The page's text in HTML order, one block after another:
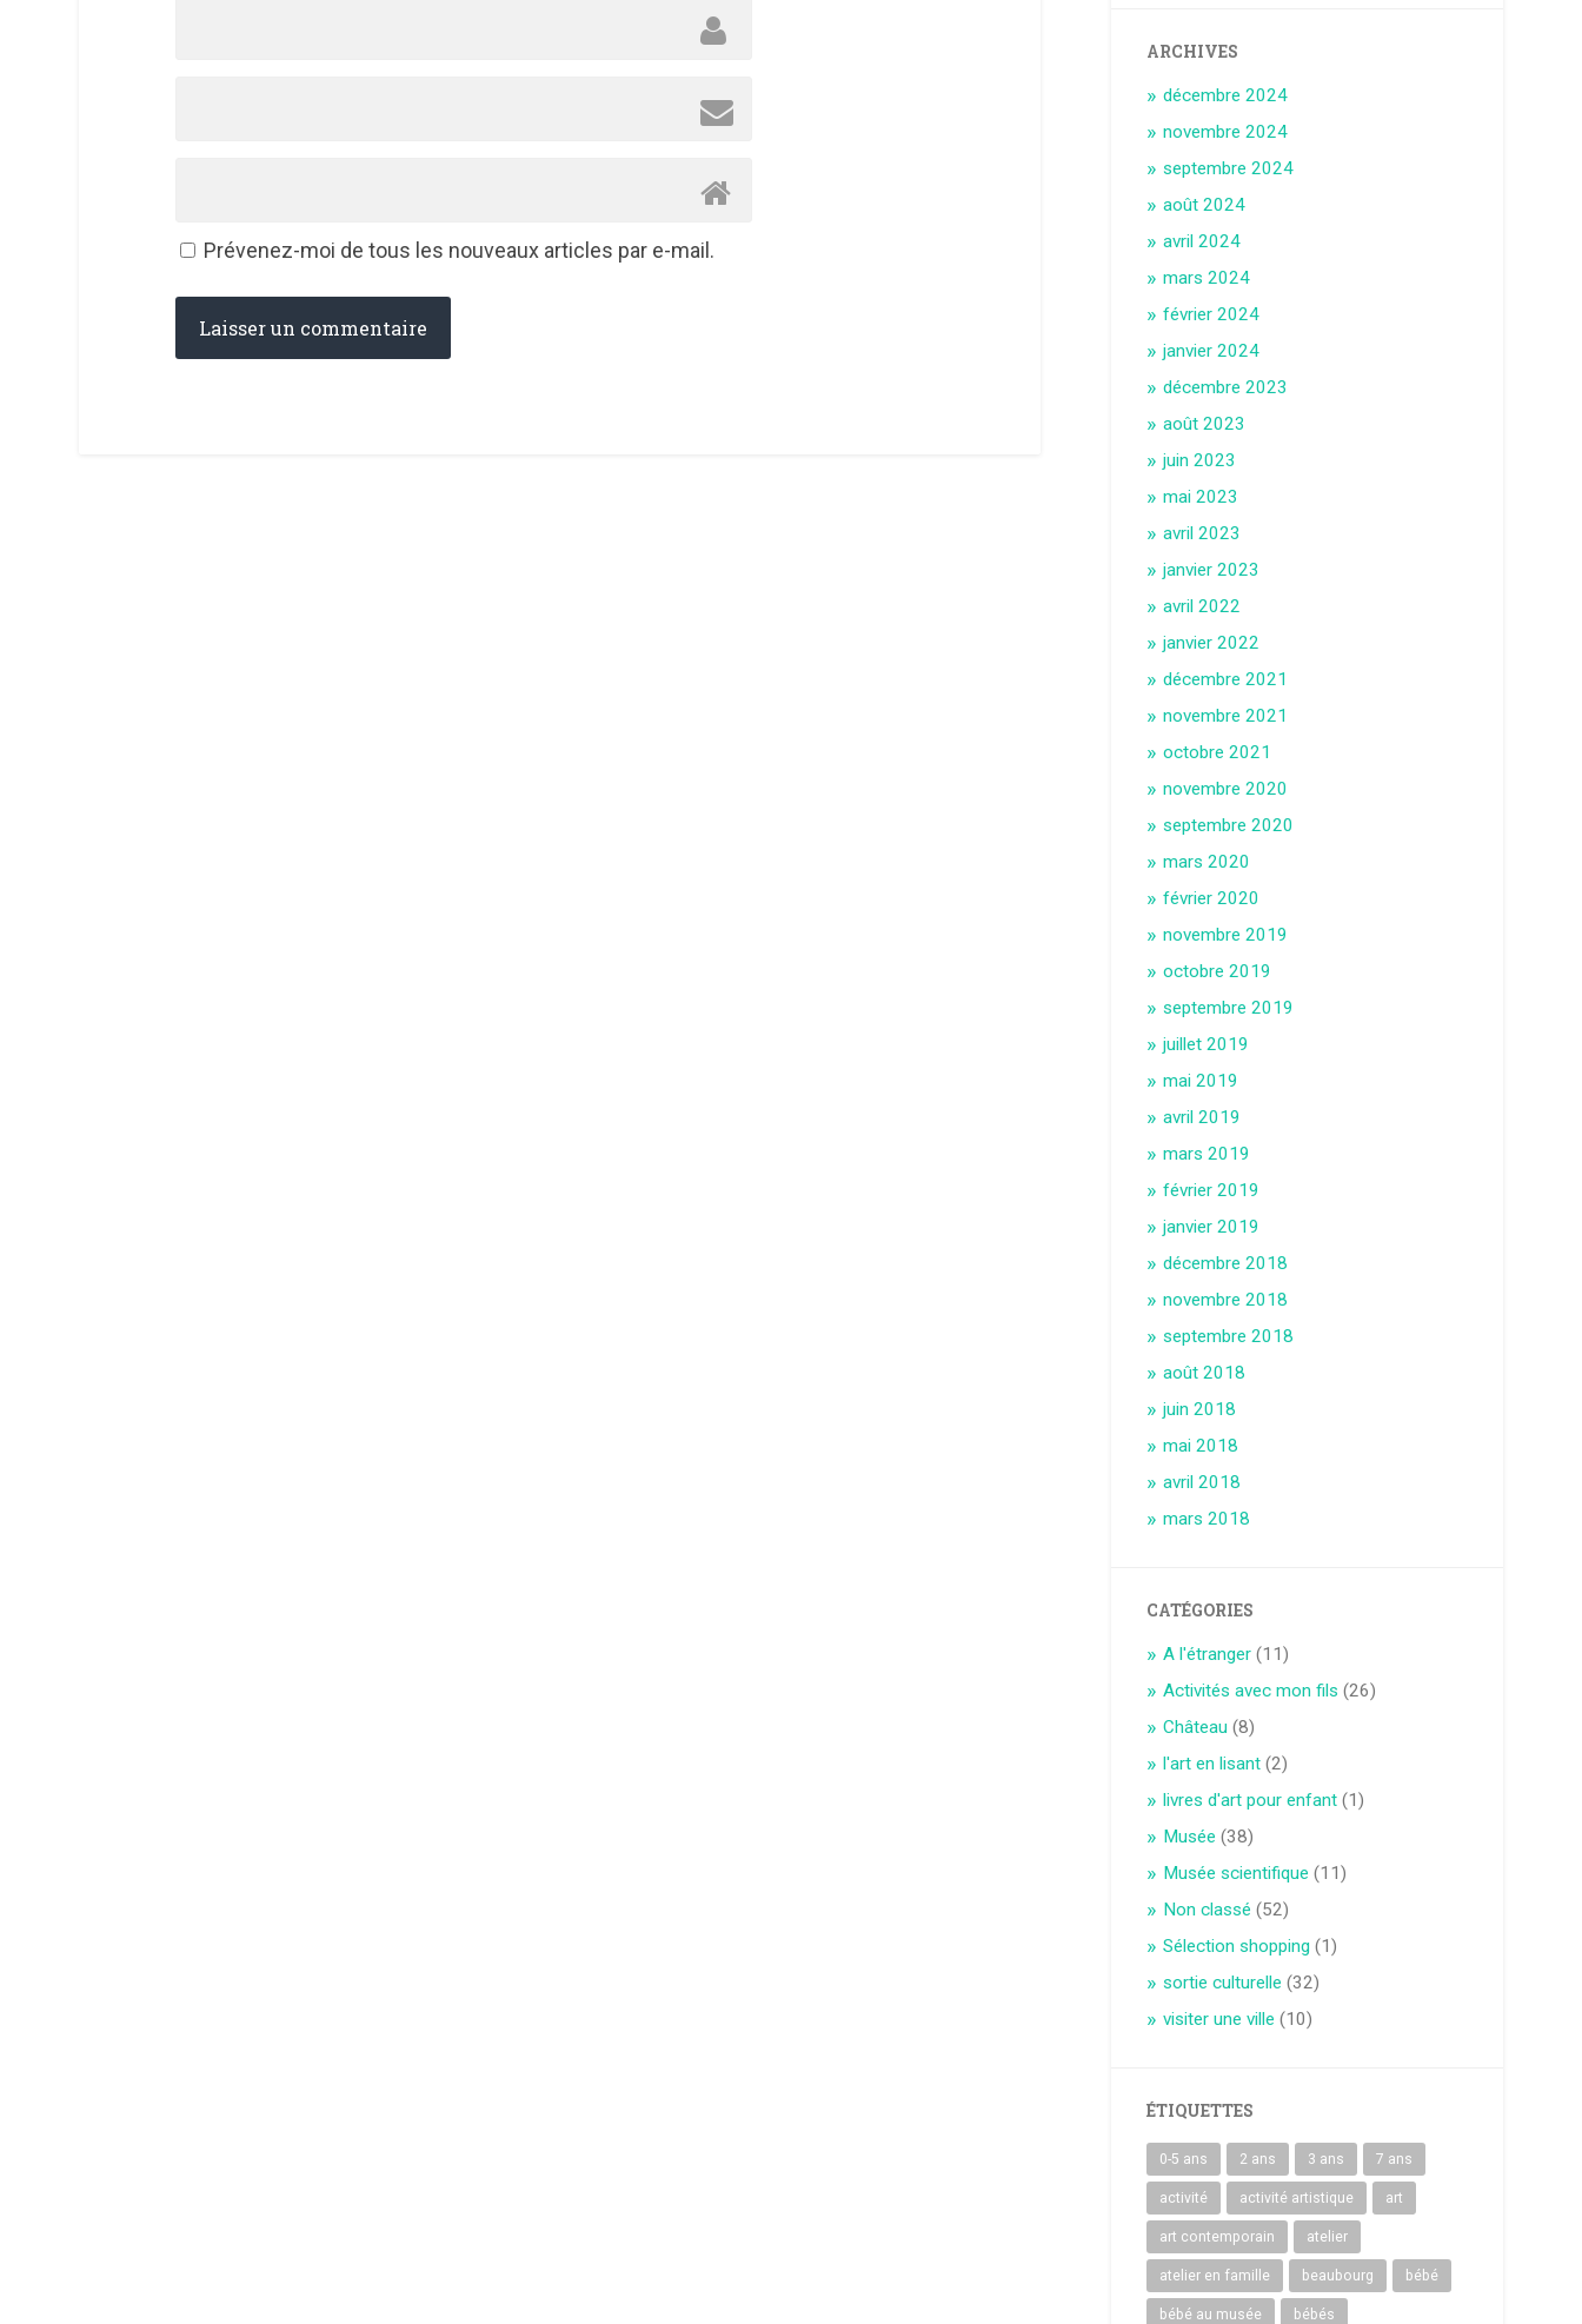
Prévenez-moi de tous les nouveaux articles par e-mail.
ARCHIVES
décembre 2024
novembre 2024
septembre 2024
août 2024
avril 2024
mars 2024
février 2024
janvier 2024
décembre 2023
août 2023
juin 2023
mai 2023
avril 2023
janvier 2023
avril 2022
janvier 2022
décembre 2021
novembre 2021
octobre 2021
novembre 2020
septembre 2020
mars 2020
février 2020
novembre 2019
octobre 2019
septembre 2019
juillet 2019
mai 2019
avril 2019
mars 2019
février 2019
janvier 2019
décembre 2018
novembre 2018
septembre 2018
août 2018
juin 2018
mai 2018
avril 2018
mars 2018
CATÉGORIES
A l'étranger (11)
Activités avec mon fils (26)
Château (8)
l'art en lisant (2)
livres d'art pour enfant (1)
Musée (38)
Musée scientifique (11)
Non classé (52)
Sélection shopping (1)
sortie culturelle (32)
visiter une ville (10)
ÉTIQUETTES
0-5 ans 2 ans 3 ans 7 ans
activité activité artistique art
art contemporain atelier
atelier en famille beaubourg bébé
bébé au musée bébés